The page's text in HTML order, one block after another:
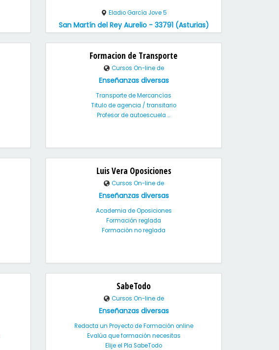
Eladio García Jove 5
San Martín del Rey Aurelio - 33791 (Asturias)
Formacion de Transporte
Cursos On-line de
Enseñanzas diversas
Transporte de Mercancías
Titulo de agencia / transitario
Profesor de autoescuela ...
Luis Vera Oposiciones
Cursos On-line de
Enseñanzas diversas
Academia de Oposiciones
Formación reglada
Formación no reglada
SabeTodo
Cursos On-line de
Enseñanzas diversas
Redacta un Proyecto de Formación online
Evalúa que formación necesitas
Elije el Pla SabeTodo